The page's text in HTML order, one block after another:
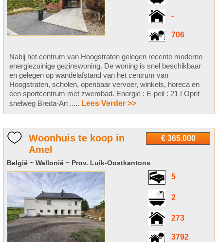
-
706
Nabij het centrum van Hoogstraten gelegen recente moderne
energiezuinige gezinswoning. De woning is snel beschikbaar
en gelegen op wandelafstand van het centrum van
Hoogstraten, scholen, openbaar vervoer, winkels, horeca en
een sportcentrum met zwembad. Energie : E-peil : 21 ! Oprit
snelweg Breda-An ..... Lees Verder >>
€ 365.000
Woonhuis te koop in
Amel
België ~ Wallonië ~ Prov. Luik-Oostkantons
5
2
273
3792